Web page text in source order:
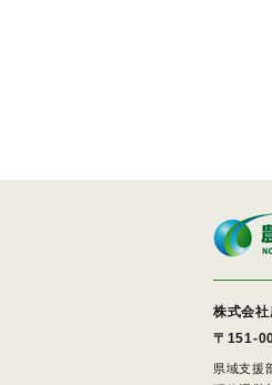
株式会
〒151-
県域支援